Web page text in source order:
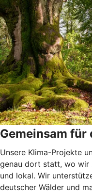
Gemeinsam
Unsere Klima-Projekte
genau dort statt, wo wir
und lokal. Wir
deutscher Wälder und